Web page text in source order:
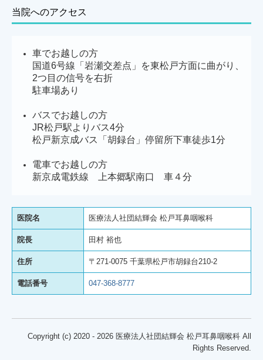
当院へのアクセス
車でお越しの方
国道6号線「岩瀬交差点」を東松戸方面に曲がり、
2つ目の信号を右折
駐車場あり
バスでお越しの方
JR松戸駅よりバス4分
松戸新京成バス「胡録台」停留所下車徒歩1分
電車でお越しの方
新京成電鉄線 上本郷駅南口 車４分
医院名 医療法人社団結輝会 松戸耳鼻咽喉科
院長 田村 裕也
住所 〒271-0075 千葉県松戸市胡録台210-2
電話番号 047-368-8777
Copyright (c) 2020 - 2026 医療法人社団結輝会 松戸耳鼻咽喉科 All
Rights Reserved.